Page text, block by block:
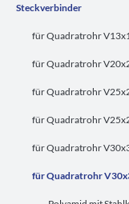
Steckverbinder
für Quadratrohr
für Quadratrohr
für Quadratrohr
für Quadratrohr
für Quadratrohr
für Quadratrohr